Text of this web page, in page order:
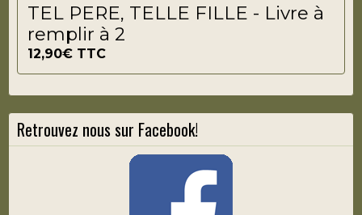
TEL PERE, TELLE FILLE - Livre à
remplir à 2
12,90€ TTC
Retrouvez nous sur Facebook!